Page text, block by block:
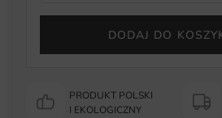
DODAJ DO
PRODUKT POLSKI
I EKOLOGICZNY